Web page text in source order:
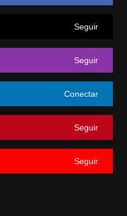
Seguir
Seguir
Conectar
Seguir
Seguir